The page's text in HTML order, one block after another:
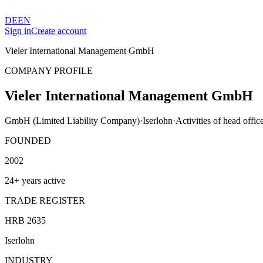
DEEN
Sign inCreate account
Vieler International Management GmbH
COMPANY PROFILE
Vieler International Management GmbH
GmbH (Limited Liability Company)·Iserlohn·Activities of head
FOUNDED
2002
24+ years active
TRADE REGISTER
HRB 2635
Iserlohn
INDUSTRY